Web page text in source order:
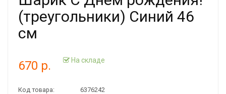
(треугольники) Синий 46
см
670 р. На складе
Код товара: 6376242